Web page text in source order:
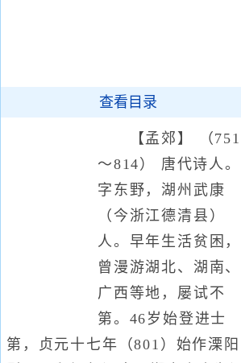
查看目录
【孟郊】 （751
～814） 唐代诗人。
字东野，湖州武康
（今浙江德清县）
人。早年生活贫困，
曾漫游湖北、湖南、
广西等地，屡试不
第。46岁始登进士
第，贞元十七年（801）始作溧阳